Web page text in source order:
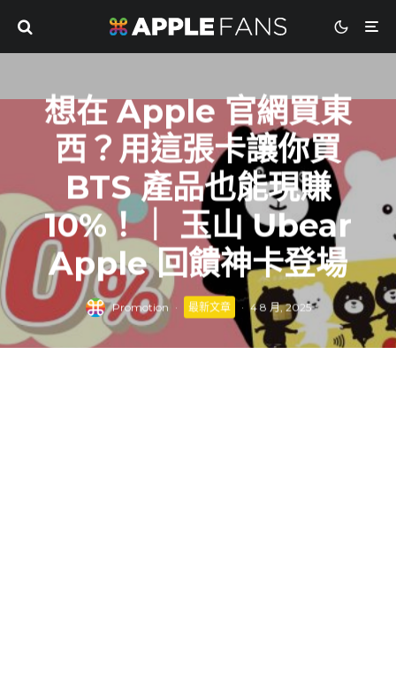
想在 Apple 官網買東
西？用這張卡讓你買
BTS 產品也能現賺
10%！｜ 玉山 Ubear
Apple 回饋神卡登場
Promotion · 最新文章 · 4 8 月, 2025